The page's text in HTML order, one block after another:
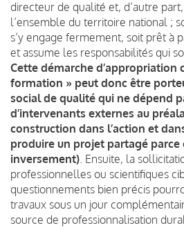
directeur de qualité et, d’autre
l’ensemble du territoire national ;
s’y engage fermement, soit prêt à
et assume les responsabilités qui
Cette démarche d’appropriation
formation » peut donc être
social de qualité qui ne dépend
d’intervenants externes au
construction dans l’action et
produire un projet partagé parce
inversement) . Ensuite, la
professionnelles ou scientifiques
questionnements bien précis
travaux sous un jour
source de professionnalisation